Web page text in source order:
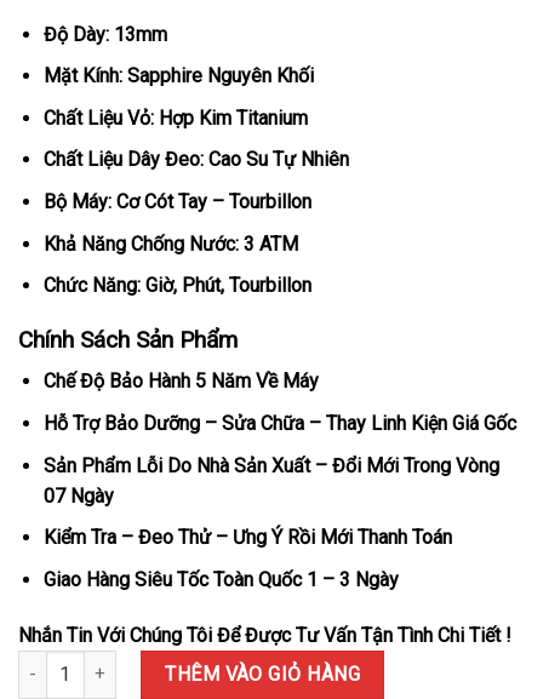
Độ Dày: 13mm
Mặt Kính: Sapphire Nguyên Khối
Chất Liệu Vỏ: Hợp Kim Titanium
Chất Liệu Dây Đeo: Cao Su Tự Nhiên
Bộ Máy: Cơ Cót Tay – Tourbillon
Khả Năng Chống Nước: 3 ATM
Chức Năng: Giờ, Phút, Tourbillon
Chính Sách Sản Phẩm
Chế Độ Bảo Hành 5 Năm Về Máy
Hỗ Trợ Bảo Dưỡng – Sửa Chữa – Thay Linh Kiện Giá Gốc
Sản Phẩm Lỗi Do Nhà Sản Xuất – Đổi Mới Trong Vòng
07 Ngày
Kiểm Tra – Đeo Thử – Ưng Ý Rồi Mới Thanh Toán
Giao Hàng Siêu Tốc Toàn Quốc 1 – 3 Ngày
Nhắn Tin Với Chúng Tôi Để Được Tư Vấn Tận Tình Chi Tiết !
Đồng Hồ Roger Dubuis Excalibur Spider Skeleton Flying
THÊM VÀO GIỎ HÀNG